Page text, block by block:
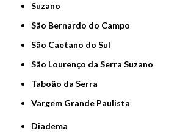
Suzano
São Bernardo do Campo
São Caetano do Sul
São Lourenço da Serra Suzano
Taboão da Serra
Vargem Grande Paulista
Diadema